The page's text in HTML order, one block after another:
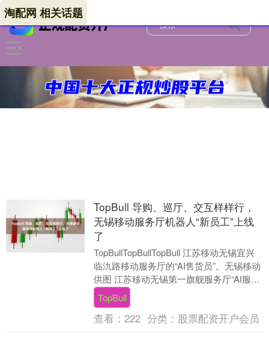
淘配网 相关话题
TopBull 导购、巡厅、交互样样行，
无锡移动服务厅机器人“新员工”上线
了
TopBullTopBullTopBull 江苏移动无锡宜兴
临氿路移动服务厅的“AI售货员”。无锡移动
供图 江苏移动无锡第一旗舰服务厅“AI服务
官”与市民互动。....
TopBull
查看： 222 分类： 股票配资开户会员